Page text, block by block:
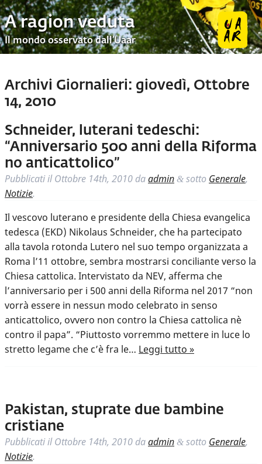
A ragion veduta
Il mondo osservato dall’Uaar
Archivi Giornalieri: giovedì, Ottobre
14, 2010
Schneider, luterani tedeschi:
“Anniversario 500 anni della Riforma
no anticattolico”
Pubblicati ilOttobre 14th, 2010 daadmin & sotto Generale,
Notizie.
Il vescovo luterano e presidente della Chiesa evangelica
tedesca (EKD) Nikolaus Schneider, che ha partecipato
alla tavola rotonda Lutero nel suo tempo organizzata a
Roma l’11 ottobre, sembra mostrarsi conciliante verso la
Chiesa cattolica. Intervistato da NEV, afferma che
l’anniversario per i 500 anni della Riforma nel 2017 “non
vorrà essere in nessun modo celebrato in senso
anticattolico, ovvero non contro la Chiesa cattolica nè
contro il papa”. “Piuttosto vorremmo mettere in luce lo
stretto legame che c’è fra le… Leggi tutto »
Pakistan, stuprate due bambine
cristiane
Pubblicati ilOttobre 14th, 2010 daadmin & sotto Generale,
Notizie.